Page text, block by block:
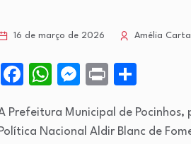
16 de março de 2026 Amélia
Facebook
WhatsApp
Messenger
Print
Prefeitura Municipal de
Política Nacional Aldir Blanc de